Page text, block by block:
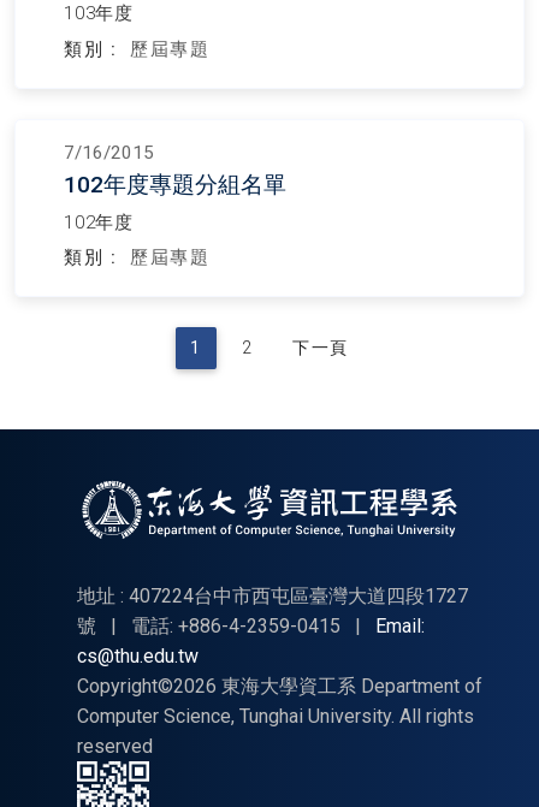
103年度
類別 :
歷屆專題
7/16/2015
102年度專題分組名單
102年度
類別 :
歷屆專題
1 2 下一頁
地址 : 407224台中市西屯區臺灣大道四段1727
號
| 電話: +886-4-2359-0415 |
Email:
cs@thu.edu.tw
Copyright©2026 東海大學資工系 Department of
Computer Science, Tunghai University. All rights
reserved